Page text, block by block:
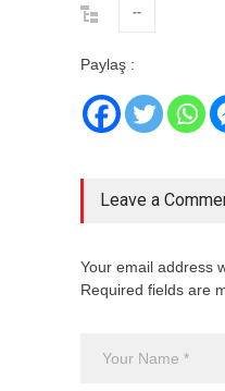
--
Paylaş :
Leave a
Your email address
Required fields are